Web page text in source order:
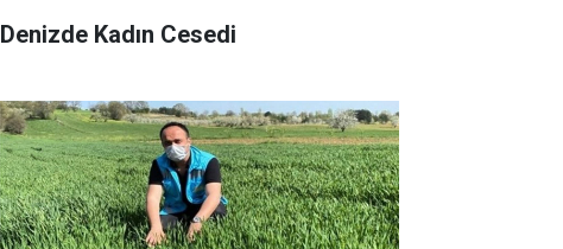
Denizde Kadın Cesedi